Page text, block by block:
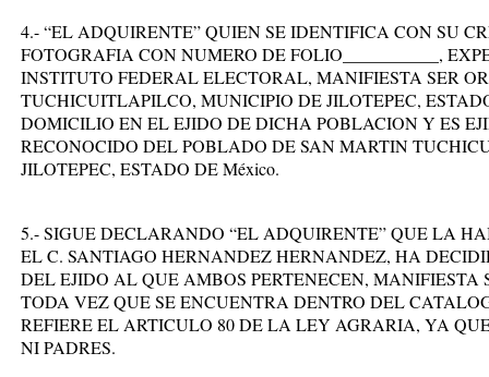
4.- “EL ADQUIRENTE” QUIEN SE IDENTIFICA CON SU
FOTOGRAFIA CON NUMERO DE FOLIO___________,
INSTITUTO FEDERAL ELECTORAL, MANIFIESTA SER
TUCHICUITLAPILCO, MUNICIPIO DE JILOTEPEC,
DOMICILIO EN EL EJIDO DE DICHA POBLACION Y ES
RECONOCIDO DEL POBLADO DE SAN MARTIN
JILOTEPEC, ESTADO DE México.
5.- SIGUE DECLARANDO “EL ADQUIRENTE” QUE LA
EL C. SANTIAGO HERNANDEZ HERNANDEZ, HA
DEL EJIDO AL QUE AMBOS PERTENECEN,
TODA VEZ QUE SE ENCUENTRA DENTRO DEL
REFIERE EL ARTICULO 80 DE LA LEY AGRARIA, YA
NI PADRES.